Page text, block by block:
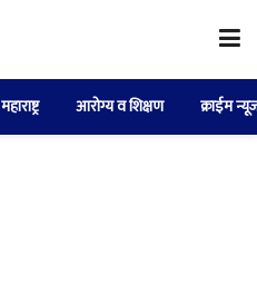
महाराष्ट्र आरोग्य व शिक्षण क्राईम